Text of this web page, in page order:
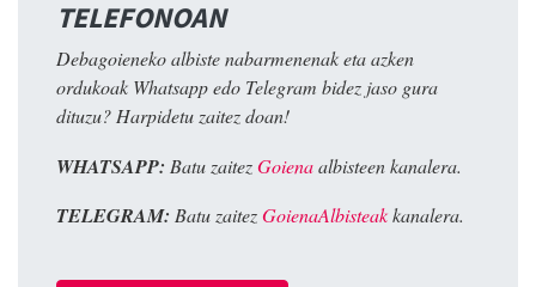
TELEFONOAN
Debagoieneko albiste nabarmenenak eta azken
ordukoak Whatsapp edo Telegram bidez jaso gura
dituzu? Harpidetu zaitez doan!
WHATSAPP: Batu zaitezGoienaalbisteen kanalera.
TELEGRAM: Batu zaitezGoienaAlbisteakkanalera.